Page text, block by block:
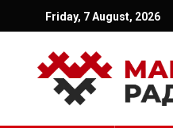
Friday, 7 August, 2026